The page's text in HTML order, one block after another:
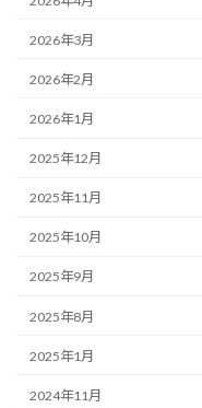
2026年3月
2026年2月
2026年1月
2025年12月
2025年11月
2025年10月
2025年9月
2025年8月
2025年1月
2024年11月